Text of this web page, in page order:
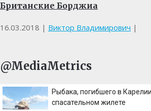
Британские Борджиа
16.03.2018 | Виктор Владимирович |
@MediaMetrics
Рыбака, погибшего в
спасательном жилете